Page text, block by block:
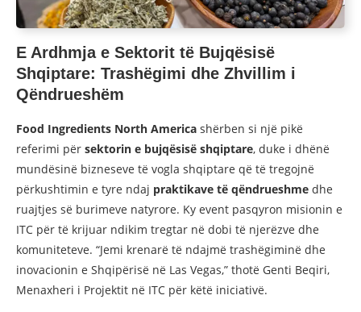
E Ardhmja e Sektorit të Bujqësisë
Shqiptare: Trashëgimi dhe Zhvillim i
Qëndrueshëm
Food Ingredients North America shërben si një pikë
referimi për sektorin e bujqësisë shqiptare, duke i dhënë
mundësinë bizneseve të vogla shqiptare që të tregojnë
përkushtimin e tyre ndaj praktikave të qëndrueshme dhe
ruajtjes së burimeve natyrore. Ky event pasqyron misionin e
ITC për të krijuar ndikim tregtar në dobi të njerëzve dhe
komuniteteve. “Jemi krenarë të ndajmë trashëgiminë dhe
inovacionin e Shqipërisë në Las Vegas,” thotë Genti Beqiri,
Menaxheri i Projektit në ITC për këtë iniciativë.